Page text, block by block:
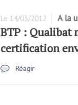
Le 14/03/2012 A la
BTP : Qualibat
certification
Réagir